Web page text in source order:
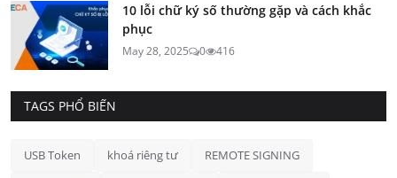
10 lỗi chữ ký số thường gặp và cách khắc
phục
May 28, 2025 0 416
TAGS PHỔ BIẾN
USB Token khoá riêng tư REMOTE SIGNING